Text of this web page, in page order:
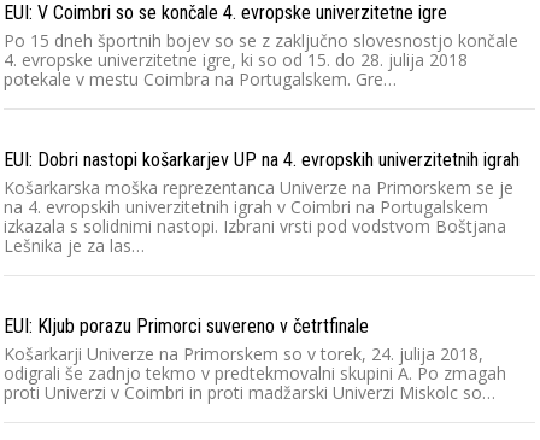
EUI: V Coimbri so se končale 4. evropske univerzitetne igre
Po 15 dneh športnih bojev so se z zaključno slovesnostjo končale
4. evropske univerzitetne igre, ki so od 15. do 28. julija 2018
potekale v mestu Coimbra na Portugalskem. Gre…
EUI: Dobri nastopi košarkarjev UP na 4. evropskih univerzitetnih igrah
Košarkarska moška reprezentanca Univerze na Primorskem se je
na 4. evropskih univerzitetnih igrah v Coimbri na Portugalskem
izkazala s solidnimi nastopi. Izbrani vrsti pod vodstvom Boštjana
Lešnika je za las…
EUI: Kljub porazu Primorci suvereno v četrtfinale
Košarkarji Univerze na Primorskem so v torek, 24. julija 2018,
odigrali še zadnjo tekmo v predtekmovalni skupini A. Po zmagah
proti Univerzi v Coimbri in proti madžarski Univerzi Miskolc so…